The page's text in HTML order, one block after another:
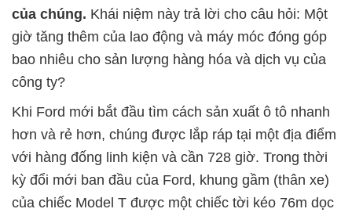
của chúng. Khái niệm này trả lời cho câu hỏi: Một
giờ tăng thêm của lao động và máy móc đóng góp
bao nhiêu cho sản lượng hàng hóa và dịch vụ của
công ty?
Khi Ford mới bắt đầu tìm cách sản xuất ô tô nhanh
hơn và rẻ hơn, chúng được lắp ráp tại một địa điểm
với hàng đống linh kiện và cần 728 giờ. Trong thời
kỳ đổi mới ban đầu của Ford, khung gầm (thân xe)
của chiếc Model T được một chiếc tời kéo 76m dọc